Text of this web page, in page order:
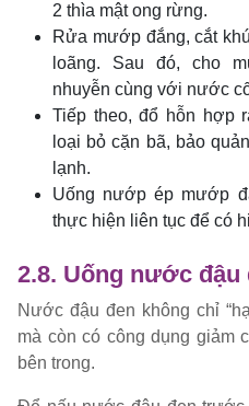
2 thìa mật ong rừng.
Rửa mướp đắng, cắt
loãng. Sau đó, cho
nhuyễn cùng với nước
Tiếp theo, đổ hỗn hợp
loại bỏ cặn bã, bảo
lạnh.
Uống nướp ép mướp
thực hiện liên tục để có
2.8. Uống nước đậu
Nước đậu đen không chỉ
mà còn có công dụng giảm
bên trong.